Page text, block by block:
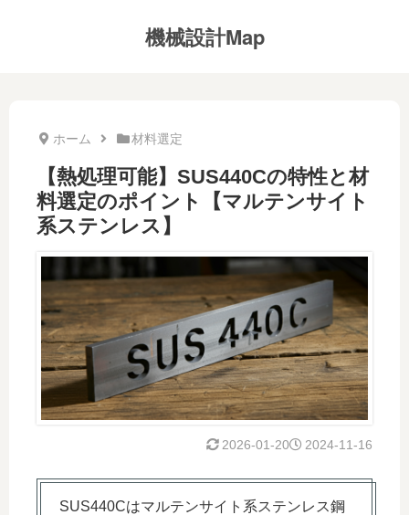
機械設計Map
ホーム 材料選定
【熱処理可能】SUS440Cの特性と材
料選定のポイント【マルテンサイト
系ステンレス】
2024-11-16
2026-01-20
SUS440Cはマルテンサイト系ステンレス鋼